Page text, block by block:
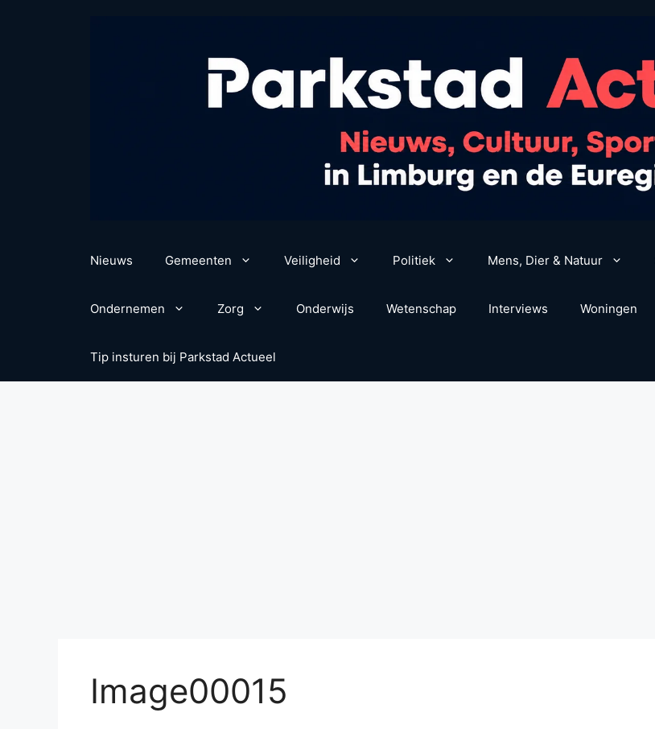
Nieuws Gemeenten Veiligheid Politiek Mens, Dier & Natuur
Ondernemen Zorg Onderwijs Wetenschap Interviews Woningen
Tip insturen bij Parkstad Actueel
Image00015